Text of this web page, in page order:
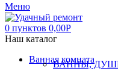
Меню
0 пунктов 0,00Р
Наш каталог
Ванная комната
ВАННЫ,